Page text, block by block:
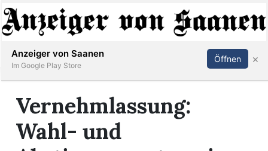
Abonnieren Anmelden
Vernehmlassung:
Wahl- und
Anzeiger von Saanen
Im Google Play Store
Öffnen ×